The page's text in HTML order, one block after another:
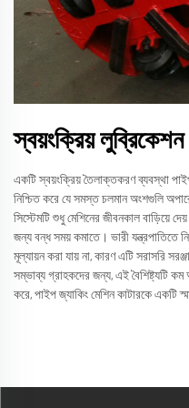
স্বয়ংক্রিয় লুব্রিকেশন
একটি স্বয়ংক্রিয় তৈলাক্তকরণ ব্যবস্থা
নিশ্চিত করে যে সমস্ত চলমান অংশগুলি
সিস্টেমটি শুধু মেশিনের জীবনকাল বাড়িয়ে দেয়
জন্য বন্ধ সময় কমাতে। ভারী
মূল্যায়ন করা যায় না, কারণ এটি সরাসরি
সম্ভাব্য গ্রাহকদের জন্য, এই বৈশিষ্ট্যটি কম
করে, পাইপ জ্যাকিং মেশিন কাটারকে একটি